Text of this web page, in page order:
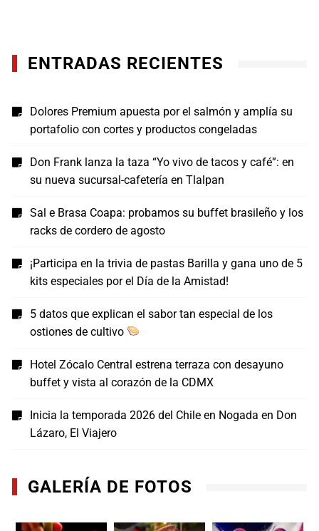
ENTRADAS RECIENTES
Dolores Premium apuesta por el salmón y amplía su
portafolio con cortes y productos congeladas
Don Frank lanza la taza “Yo vivo de tacos y café”: en
su nueva sucursal-cafetería en Tlalpan
Sal e Brasa Coapa: probamos su buffet brasileño y los
racks de cordero de agosto
¡Participa en la trivia de pastas Barilla y gana uno de 5
kits especiales por el Día de la Amistad!
5 datos que explican el sabor tan especial de los
ostiones de cultivo
Hotel Zócalo Central estrena terraza con desayuno
buffet y vista al corazón de la CDMX
Inicia la temporada 2026 del Chile en Nogada en Don
Lázaro, El Viajero
GALERÍA DE FOTOS